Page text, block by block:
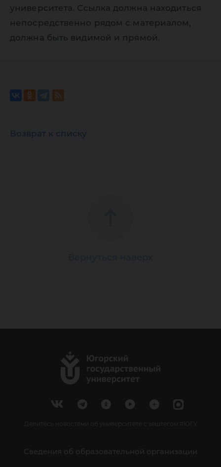
университета. Ссылка должна находиться
непосредственно рядом с материалом,
должна быть видимой и прямой.
Возврат к списку
Делитесь новостями об университете с хештегом #ЮГУ
Сведения об образовательной организации